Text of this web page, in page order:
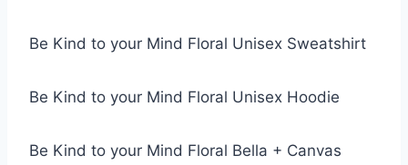
Be Kind to your Mind Floral Unisex Sweatshirt
Be Kind to your Mind Floral Unisex Hoodie
Be Kind to your Mind Floral Bella + Canvas